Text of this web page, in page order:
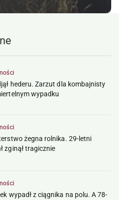
hederu. Zarzut dla kombajnisty
wypadku
żegna rolnika. 29-letni
zginął tragicznie
wypadł z ciągnika na polu. A 78-